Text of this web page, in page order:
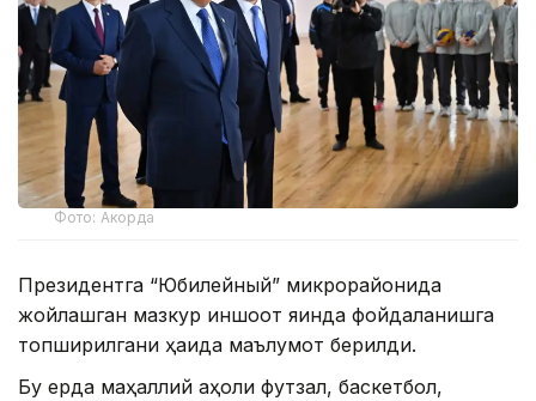
Фото: Акорда
Президентга “Юбилейный” микрорайонида
жойлашган мазкур иншоот яқинда фойдаланишга
топширилгани ҳақида маълумот берилди.
Бу ерда маҳаллий аҳоли футзал, баскетбол, ​​